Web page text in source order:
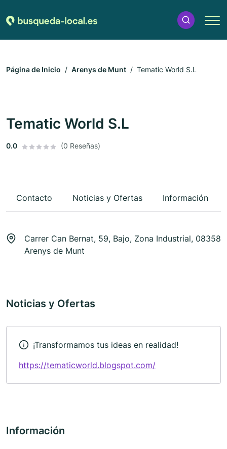
Página de Inicio Arenys de Munt Tematic World S.L
Tematic World S.L
0.0 (0 Reseñas)
Contacto Noticias y Ofertas Información
Carrer Can Bernat, 59, Bajo, Zona Industrial, 08358
Arenys de Munt
Noticias y Ofertas
¡Transformamos tus ideas en realidad!
https://tematicworld.blogspot.com/
Información